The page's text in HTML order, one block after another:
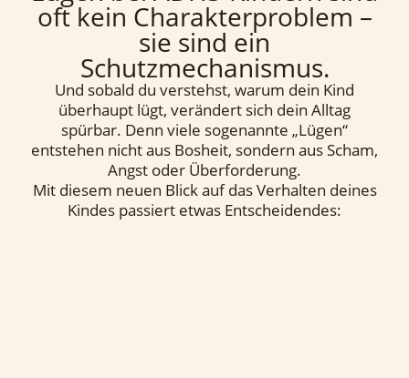
oft kein Charakterproblem –
sie sind ein
Schutzmechanismus.
Und sobald du verstehst, warum dein Kind
überhaupt lügt, verändert sich dein Alltag
spürbar. Denn viele sogenannte „Lügen“
entstehen nicht aus Bosheit, sondern aus Scham,
Angst oder Überforderung.
Mit diesem neuen Blick auf das Verhalten deines
Kindes passiert etwas Entscheidendes: